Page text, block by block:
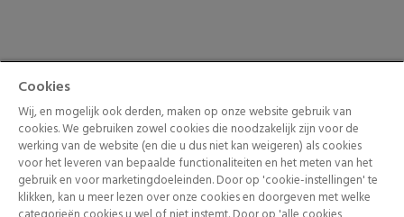
TUININSPIRATIE
Cookies
Wij, en mogelijk ook derden, maken op onze website gebruik van
cookies. We gebruiken zowel cookies die noodzakelijk zijn voor de
werking van de website (en die u dus niet kan weigeren) als cookies
voor het leveren van bepaalde functionaliteiten en het meten van het
gebruik en voor marketingdoeleinden. Door op 'cookie-instellingen' te
klikken, kan u meer lezen over onze cookies en doorgeven met welke